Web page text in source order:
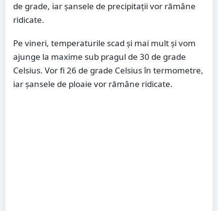
de grade, iar șansele de precipitații vor rămâne
ridicate.
Pe vineri, temperaturile scad și mai mult și vom
ajunge la maxime sub pragul de 30 de grade
Celsius. Vor fi 26 de grade Celsius în termometre,
iar șansele de ploaie vor rămâne ridicate.